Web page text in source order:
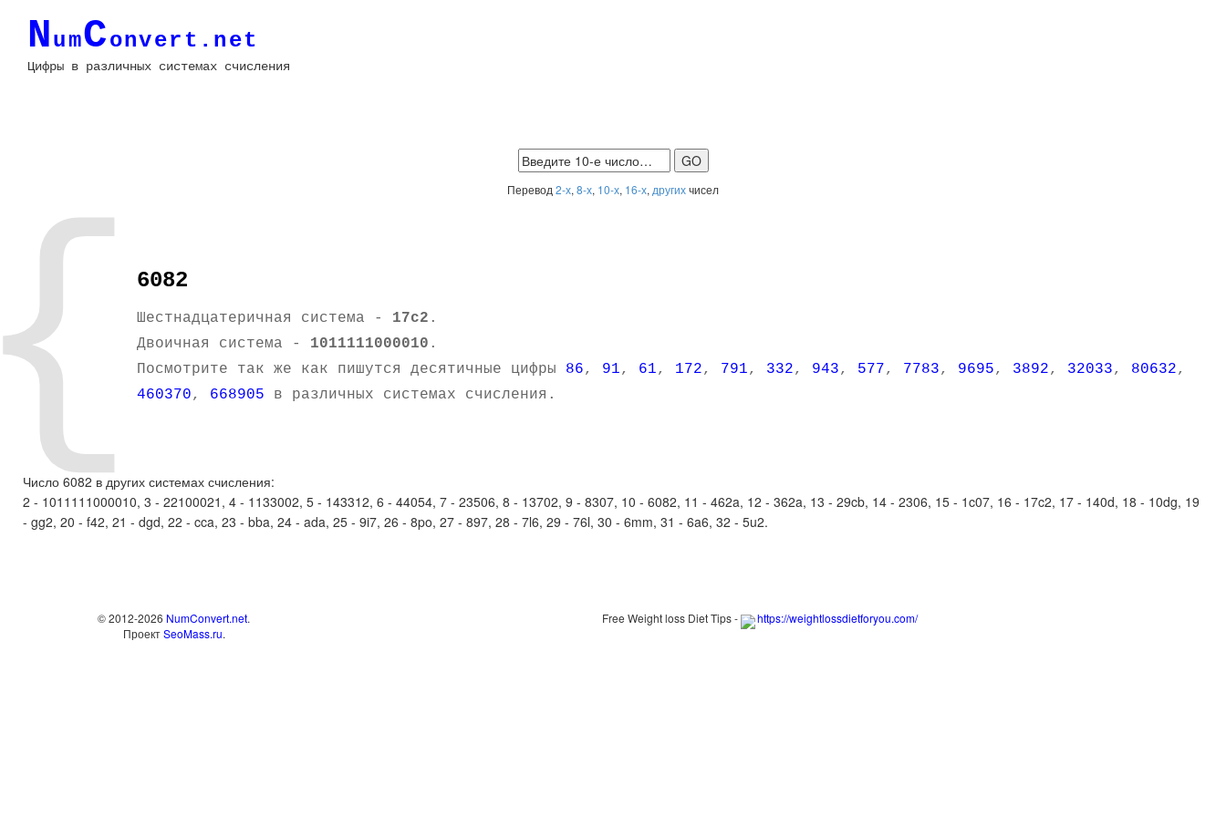
NumConvert.net
Цифры в различных системах счисления
Перевод 2-х, 8-х, 10-х, 16-х, другихчисел
6082
Шестнадцатеричная система - 17c2 .
Двоичная система - 1011111000010 .
Посмотрите так же как пишутся десятичные цифры 86, 91, 61, 172, 791, 332, 943, 577, 7783, 9695, 3892, 32033, 80632,
460370, 668905 в различных системах счисления.
Число 6082 в других системах счисления:
2 - 1011111000010, 3 - 22100021, 4 - 1133002, 5 - 143312, 6 - 44054, 7 - 23506, 8 - 13702, 9 - 8307, 10 - 6082, 11 - 462a, 12 - 362a, 13 - 29cb, 14 - 2306, 15 - 1c07, 16 - 17c2, 17 - 140d, 18 - 10dg, 19
- gg2, 20 - f42, 21 - dgd, 22 - cca, 23 - bba, 24 - ada, 25 - 9i7, 26 - 8po, 27 - 897, 28 - 7l6, 29 - 76l, 30 - 6mm, 31 - 6a6, 32 - 5u2.
© 2012-2026 NumConvert.net.
ПроектSeoMass.ru.
Free Weight loss Diet Tips - https://weightlossdietforyou.com/